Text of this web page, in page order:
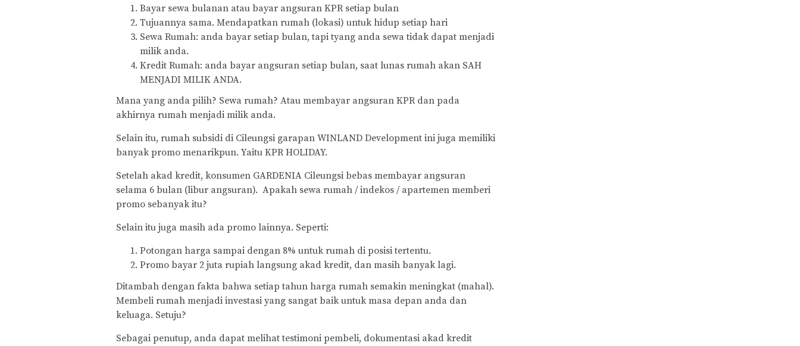
Bayar sewa bulanan atau bayar angsuran KPR setiap bulan
Tujuannya sama. Mendapatkan rumah (lokasi) untuk hidup setiap hari
Sewa Rumah: anda bayar setiap bulan, tapi tyang anda sewa tidak dapat menjadi
milik anda.
Kredit Rumah: anda bayar angsuran setiap bulan, saat lunas rumah akan SAH
MENJADI MILIK ANDA.
Mana yang anda pilih? Sewa rumah? Atau membayar angsuran KPR dan pada
akhirnya rumah menjadi milik anda.
Selain itu, rumah subsidi di Cileungsi garapan WINLAND Development ini juga memiliki
banyak promo menarikpun. Yaitu KPR HOLIDAY.
Setelah akad kredit, konsumen GARDENIA Cileungsi bebas membayar angsuran
selama 6 bulan (libur angsuran). Apakah sewa rumah / indekos / apartemen memberi
promo sebanyak itu?
Selain itu juga masih ada promo lainnya. Seperti:
Potongan harga sampai dengan 8% untuk rumah di posisi tertentu.
Promo bayar 2 juta rupiah langsung akad kredit, dan masih banyak lagi.
Ditambah dengan fakta bahwa setiap tahun harga rumah semakin meningkat (mahal).
Membeli rumah menjadi investasi yang sangat baik untuk masa depan anda dan
keluaga. Setuju?
Sebagai penutup, anda dapat melihat testimoni pembeli, dokumentasi akad kredit